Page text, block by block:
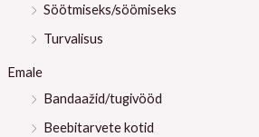
Söötmiseks/söömiseks
Turvalisus
Emale
Bandaažid/tugivööd
Beebitarvete kotid